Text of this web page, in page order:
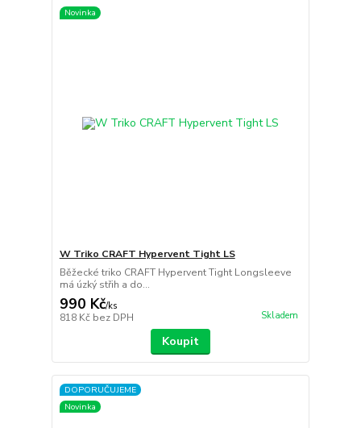
Novinka
W Triko CRAFT Hypervent Tight LS
Běžecké triko CRAFT Hypervent Tight Longsleeve
má úzký střih a do...
990 Kč/ks
818 Kč bez DPH Skladem
Koupit
DOPORUČUJEME
Novinka